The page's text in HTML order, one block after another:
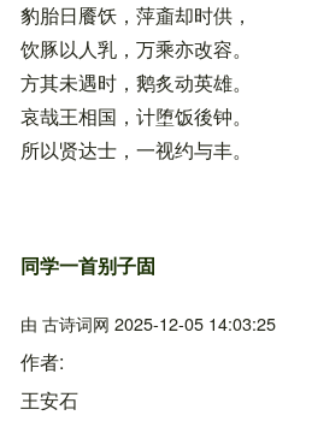
豹胎日餍饫，萍齑却时供，
饮豚以人乳，万乘亦改容。
方其未遇时，鹅炙动英雄。
哀哉王相国，计堕饭後钟。
所以贤达士，一视约与丰。
同学一首别子固
由 古诗词网 2025-12-05 14:03:25
作者
王安石